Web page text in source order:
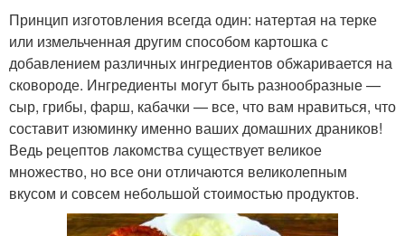
Принцип изготовления всегда один: натертая на терке
или измельченная другим способом картошка с
добавлением различных ингредиентов обжаривается на
сковороде. Ингредиенты могут быть разнообразные —
сыр, грибы, фарш, кабачки — все, что вам нравиться, что
составит изюминку именно ваших домашних драников!
Ведь рецептов лакомства существует великое
множество, но все они отличаются великолепным
вкусом и совсем небольшой стоимостью продуктов.